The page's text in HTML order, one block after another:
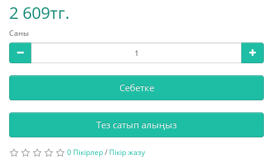
2 609тг.
Саны
Себетке
Тез сатып алыңыз
0 Пікірлер/ Пікір жазу